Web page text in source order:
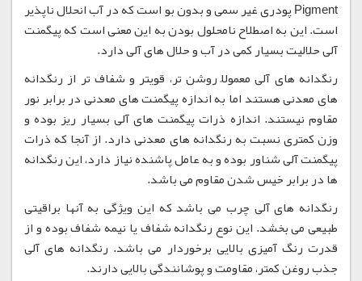
Pigment پودری غیر سمی و بدون بو است که در آب انحلال ناپذیر
است. این به اصطلاح نامحلول بودن به این معنی است که پیگمنت
آلی حلالیت بسیار کمی در آب و حلال های آلی دارد.
رنگدانه های آلی معمولاً روشن تر، قویتر و شفاف تر از رنگدانه
های معدنی هستند اما به اندازه پیگمنت های معدنی در برابر نور
مقاوم نیستند. اندازه ذرات پیگمنت های آلی بسیار ریز بوده و
وزن کمتری نسبت به رنگدانه های معدنی دارد. از آنجا که ذرات
پیگمنت آلی شناور بوده و به عامل پاشنده نیاز دارد، این رنگدانه
ها در برابر خیس شدن مقاوم می باشد.
رنگدانه های آلی چرب می باشد که این ویژگی به آنها براقیتی
طبیعی می بخشد. این نوع رنگدانه شفاف یا نیمه شفاف بوده و از
قدرت رنگ آمیزی بالایی برخوردار می باشد. رنگدانه های آلی
جذب روغن کمتر، مقاومت و پوشانندگی بالایی دارند.